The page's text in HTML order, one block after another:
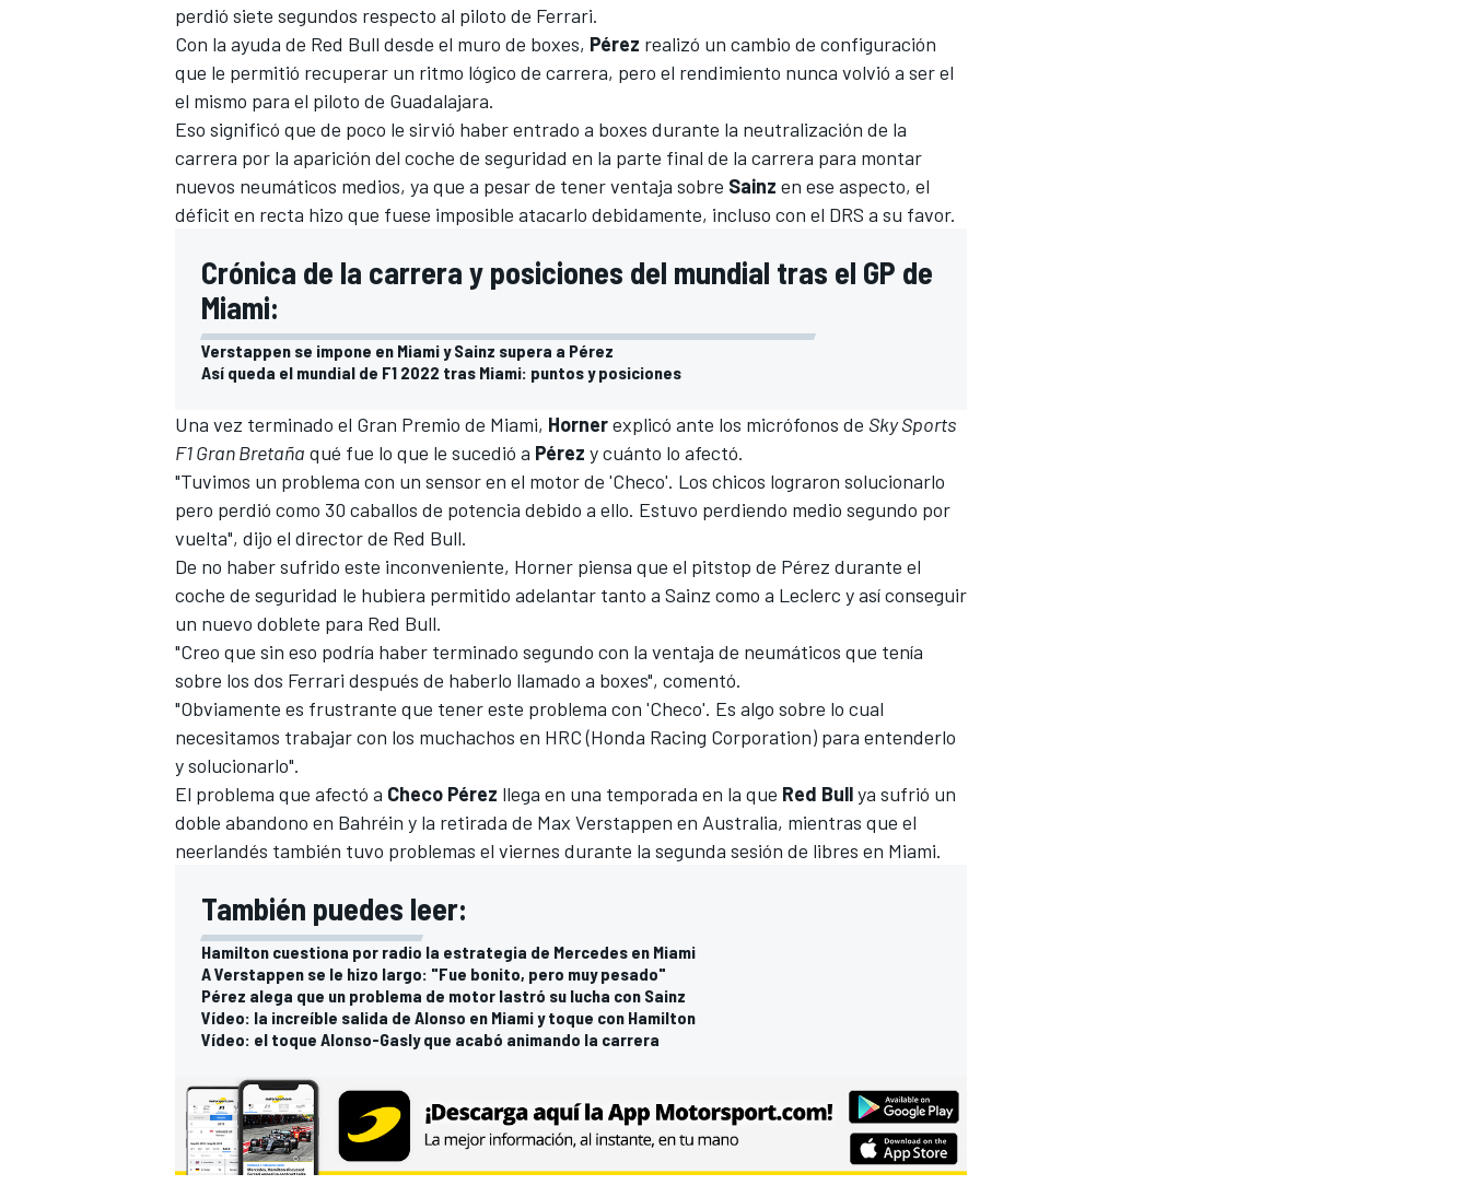
MÁS CATEGORÍAS
perdió siete segundos respecto al piloto de Ferrari.
Con la ayuda de Red Bull desde el muro de boxes, Pérez realizó un cambio de configuración
que le permitió recuperar un ritmo lógico de carrera, pero el rendimiento nunca volvió a ser el
el mismo para el piloto de Guadalajara.
Eso significó que de poco le sirvió haber entrado a boxes durante la neutralización de la
carrera por la aparición del coche de seguridad en la parte final de la carrera para montar
nuevos neumáticos medios, ya que a pesar de tener ventaja sobre Sainz en ese aspecto, el
déficit en recta hizo que fuese imposible atacarlo debidamente, incluso con el DRS a su favor.
Crónica de la carrera y posiciones del mundial tras el GP de
Miami:
Verstappen se impone en Miami y Sainz supera a Pérez
Así queda el mundial de F1 2022 tras Miami: puntos y posiciones
Una vez terminado el Gran Premio de Miami, Hornerexplicó ante los micrófonos de Sky Sports
F1 Gran Bretaña qué fue lo que le sucedió a Pérez y cuánto lo afectó.
"Tuvimos un problema con un sensor en el motor de 'Checo'. Los chicos lograron solucionarlo
pero perdió como 30 caballos de potencia debido a ello. Estuvo perdiendo medio segundo por
vuelta", dijo el director de Red Bull.
De no haber sufrido este inconveniente, Horner piensa que el pitstop de Pérez durante el
coche de seguridad le hubiera permitido adelantar tanto a Sainz como a Leclerc y así conseguir
un nuevo doblete para Red Bull.
"Creo que sin eso podría haber terminado segundo con la ventaja de neumáticos que tenía
sobre los dos Ferrari después de haberlo llamado a boxes", comentó.
"Obviamente es frustrante que tener este problema con 'Checo'. Es algo sobre lo cual
necesitamos trabajar con los muchachos en HRC (Honda Racing Corporation) para entenderlo
y solucionarlo".
El problema que afectó a Checo Pérez llega en una temporada en la que Red Bullya sufrió un
doble abandono en Bahréin y la retirada de Max Verstappen en Australia, mientras que el
neerlandés también tuvo problemas el viernes durante la segunda sesión de libres en Miami.
También puedes leer:
Hamilton cuestiona por radio la estrategia de Mercedes en Miami
A Verstappen se le hizo largo: "Fue bonito, pero muy pesado"
Pérez alega que un problema de motor lastró su lucha con Sainz
Vídeo: la increíble salida de Alonso en Miami y toque con Hamilton
Vídeo: el toque Alonso-Gasly que acabó animando la carrera